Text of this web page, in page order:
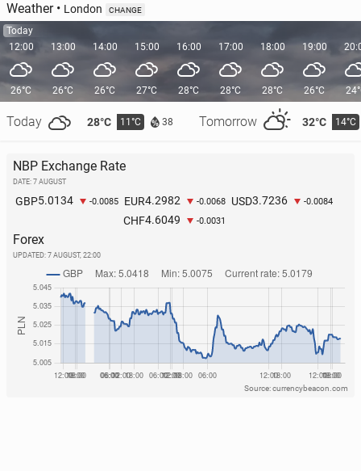
Weather• London CHANGE
Today
12:00
26°C
Today 28°C 11°C 38 Tomorrow 32°C 14°C
13:00
26°C
14:00
26°C
15:00
27°C
16:00
28°C
17:00
28°C
18:00
28°C
19:00
26°C
NBP Exchange Rate
DATE: 7 AUGUST
GBP5.0134 -0.0085 EUR4.2982 -0.0068 USD3.7236 -0.0084
CHF4.6049 -0.0031
Forex
UPDATED: 7 AUGUST, 22:00
Source: currencybeacon.com